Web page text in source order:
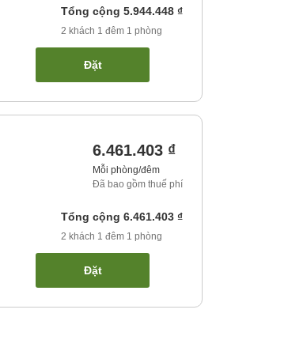
Tổng cộng 5.944.448 ₫
2 khách 1 đêm 1 phòng
Đặt
6.461.403 ₫
Mỗi phòng/đêm
Đã bao gồm thuế phí
Tổng cộng 6.461.403 ₫
2 khách 1 đêm 1 phòng
Đặt